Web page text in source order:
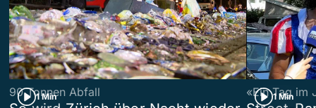
1 Min
90 Tonnen Abfall 1 Min
«Ein Tag im